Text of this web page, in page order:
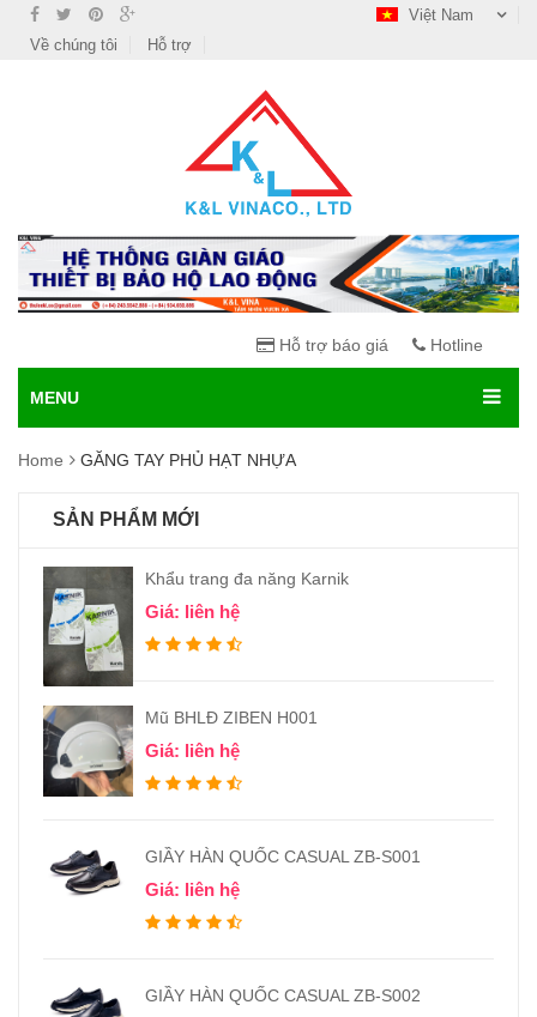
Việt Nam
Về chúng tôi
Hỗ trợ
Hỗ trợ báo giá Hotline
MENU
Home GĂNG TAY PHỦ HẠT NHỰA
SẢN PHẨM MỚI
Khẩu trang đa năng Karnik
Giá: liên hệ
Mũ BHLĐ ZIBEN H001
Giá: liên hệ
GIẦY HÀN QUỐC CASUAL ZB-S001
Giá: liên hệ
GIẦY HÀN QUỐC CASUAL ZB-S002